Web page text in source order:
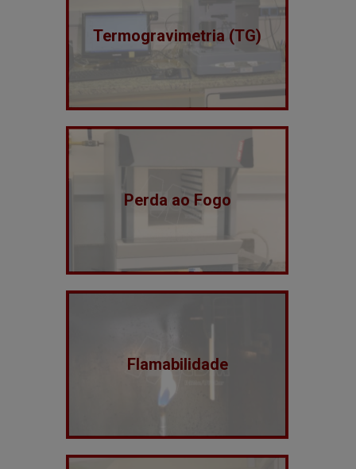
Termogravimetria (TG)
Perda ao Fogo
Flamabilidade